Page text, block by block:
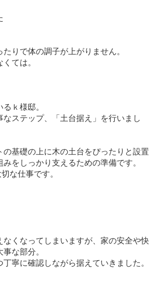
りで体の調子が上がりません。
ては。
ｋ様邸。
ステップ、「土台据え」を行いまし
の基礎の上に木の土台をぴったりと設置
をしっかり支えるための準備です。
な仕事です。
くなってしまいますが、家の安全や快
な部分。
寧に確認しながら据えていきました。